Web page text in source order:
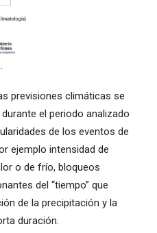
previsiones climáticas se
el periodo analizado
de los eventos de
ejemplo intensidad de
o de frío, bloqueos
del “tiempo” que
de la precipitación y la
duración.